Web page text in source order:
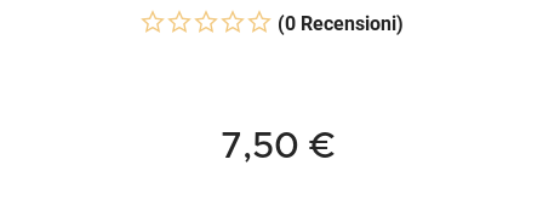
(0 Recensioni)
7,50 €